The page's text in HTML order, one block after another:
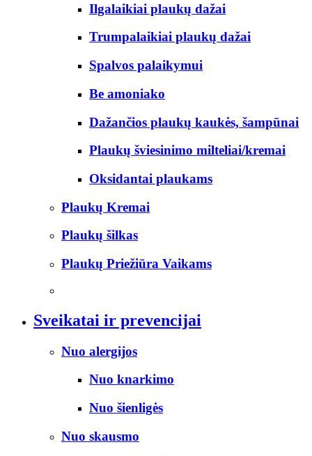
Ilgalaikiai plaukų dažai
Trumpalaikiai plaukų dažai
Spalvos palaikymui
Be amoniako
Dažančios plaukų kaukės, šampūnai
Plaukų šviesinimo milteliai/kremai
Oksidantai plaukams
Plaukų Kremai
Plaukų šilkas
Plaukų Priežiūra Vaikams
Sveikatai ir prevencijai
Nuo alergijos
Nuo knarkimo
Nuo šienligės
Nuo skausmo